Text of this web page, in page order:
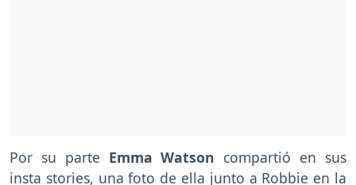
Por su parte Emma Watson compartió en sus
insta stories, una foto de ella junto a Robbie en la